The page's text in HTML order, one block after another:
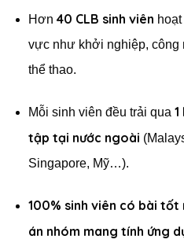
Hơn 40 CLB sinh viên
vực như khởi nghiệp, công
thể thao.
Mỗi sinh viên đều trải qua
tập tại nước ngoài
Singapore, Mỹ…).
100% sinh viên có bài tốt
án nhóm mang tính ứng